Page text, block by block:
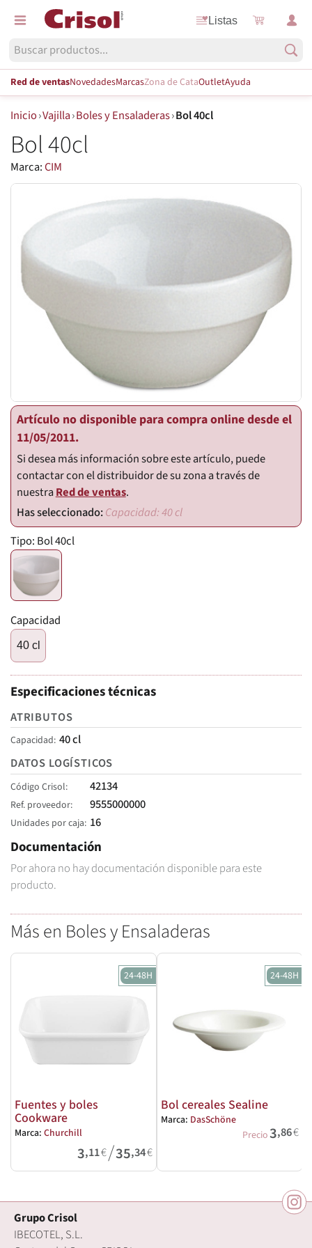
Listas
Red de ventasNovedadesMarcasZona de CataOutletAyuda
Inicio›Vajilla›Boles y Ensaladeras›Bol 40cl
Bol 40cl
Marca:CIM
Artículo no disponible para compra online desde el
11/05/2011.
Si desea más información sobre este artículo, puede
contactar con el distribuidor de su zona a través de
nuestraRed de ventas.
Capacidad: 40 cl
Tipo: Bol 40cl
Capacidad
40 cl
Especificaciones técnicas
ATRIBUTOS
Capacidad 40 cl
DATOS LOGÍSTICOS
Código Crisol 42134
Ref. proveedor 9555000000
Unidades por caja 16
Documentación
Por ahora no hay documentación disponible para este
producto.
Más en Boles y Ensaladeras
24-48H
Fuentes y boles
Cookware
Marca: Churchill
3,11€/35,34€
24-48H
Bol cereales Sealine
Marca: DasSchöne
Precio3,86€
Grupo Crisol
IBECOTEL, S.L.